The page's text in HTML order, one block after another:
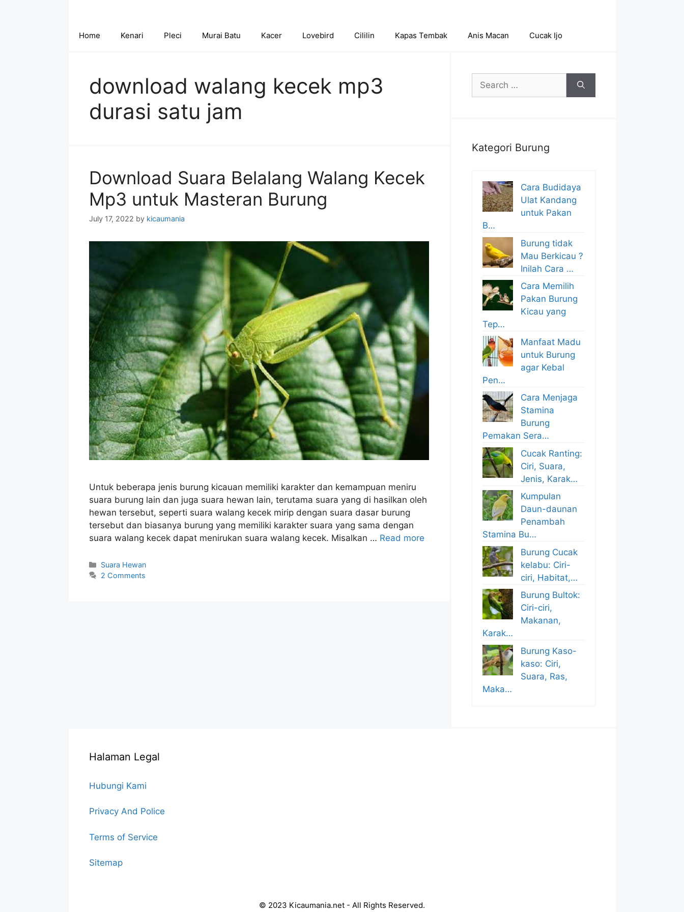
Home Kenari Pleci Murai Batu Kacer Lovebird Cililin Kapas Tembak Anis Macan Cucak Ijo
download walang kecek mp3
durasi satu jam
Download Suara Belalang Walang Kecek
Mp3 untuk Masteran Burung
July 17, 2022 by kicaumania
Untuk beberapa jenis burung kicauan memiliki karakter dan kemampuan meniru
suara burung lain dan juga suara hewan lain, terutama suara yang di hasilkan oleh
hewan tersebut, seperti suara walang kecek mirip dengan suara dasar burung
tersebut dan biasanya burung yang memiliki karakter suara yang sama dengan
suara walang kecek dapat menirukan suara walang kecek. Misalkan … Read more
Categories
Suara Hewan
2 Comments
Search
for:
Kategori Burung
Cara Budidaya
Ulat Kandang
untuk Pakan
B…
Burung tidak
Mau Berkicau ?
Inilah Cara …
Cara Memilih
Pakan Burung
Kicau yang
Tep…
Manfaat Madu
untuk Burung
agar Kebal
Pen…
Cara Menjaga
Stamina
Burung
Pemakan Sera…
Cucak Ranting:
Ciri, Suara,
Jenis, Karak…
Kumpulan
Daun-daunan
Penambah
Stamina Bu…
Burung Cucak
kelabu: Ciri-
ciri, Habitat,…
Burung Bultok:
Ciri-ciri,
Makanan,
Karak…
Burung Kaso-
kaso: Ciri,
Suara, Ras,
Maka…
Halaman Legal
Hubungi Kami
Privacy And Police
Terms of Service
Sitemap
© 2023 Kicaumania.net - All Rights Reserved.